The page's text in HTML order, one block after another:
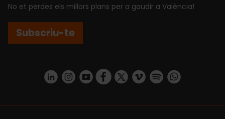
No et perdes els millors plans per a gaudir a València!
Subscriu-te
https://www.linkedin.com/company/turismo-valencia/mycompany/
https://www.instagram.com/visit_valencia/
https://www.youtube.com/user/
https://www.facebook.com/
https://twitter.com/
https://vimeo.com/
https://https://api.whatsapp.com/